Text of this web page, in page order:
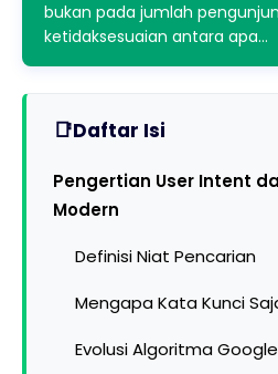
bukan pada jumlah
ketidaksesuaian antara apa…
Daftar Isi
Pengertian User Intent
Modern
Definisi Niat Pencarian
Mengapa Kata Kunci
Evolusi Algoritma Google